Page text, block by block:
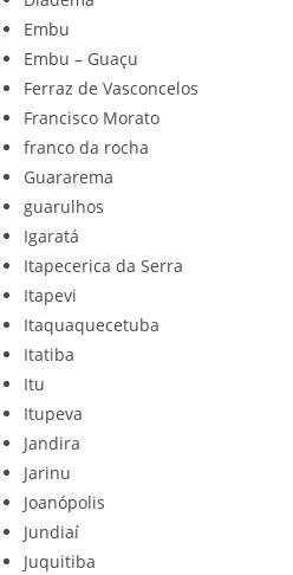
Embu
Embu – Guaçu
Ferraz de Vasconcelos
Francisco Morato
franco da rocha
Guararema
guarulhos
Igaratá
Itapecerica da Serra
Itapevi
Itaquaquecetuba
Itatiba
Itu
Itupeva
Jandira
Jarinu
Joanópolis
Jundiaí
Juquitiba